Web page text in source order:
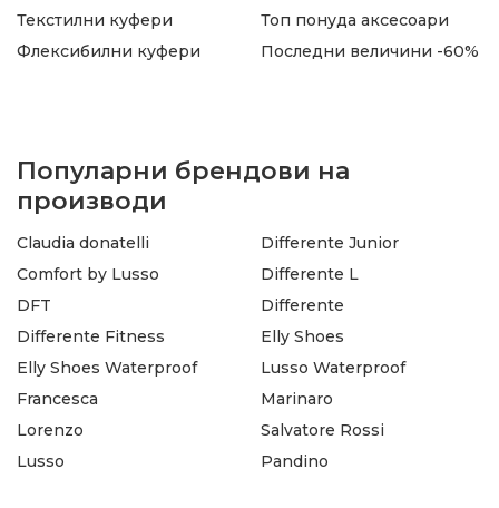
Текстилни куфери
Флексибилни куфери
Топ понуда аксесоари
Последни величини -60%
Популарни брендови на
производи
Claudia donatelli
Comfort by Lusso
DFT
Differente Fitness
Differente Junior
Differente L
Differente
Elly Shoes
Elly Shoes Waterproof
Francesca
Lorenzo
Lusso
Lusso Waterproof
Marinaro
Salvatore Rossi
Pandino